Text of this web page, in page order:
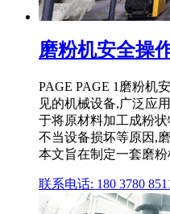
磨粉机安全操
PAGE PAGE 1磨粉机
见的机械设备,广泛应
于将原材料加工成粉
不当设备损坏等原因,
本文旨在制定一套磨
联系电话: 180 3780